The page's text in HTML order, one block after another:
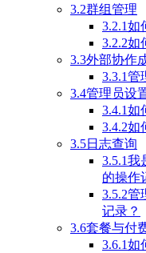
3.2群组管理
3.2.1如
3.2.2如
3.3外部协作
3.3.1管
3.4管理员设
3.4.1如
3.4.2如
3.5日志查询
3.5.1我
的操作
3.5.2管
记录？
3.6套餐与付
3.6.1如